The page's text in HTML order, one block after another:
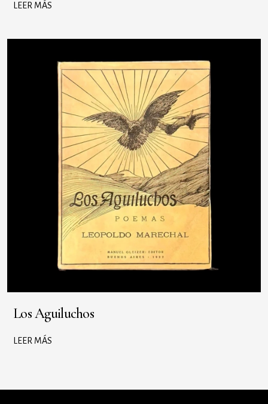
LEER MÁS
Los Aguiluchos
LEER MÁS